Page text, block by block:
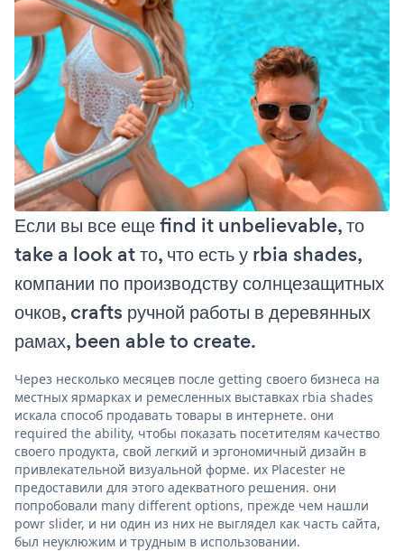
Если вы все еще find it unbelievable, то
take a look at то, что есть у rbia shades,
компании по производству солнцезащитных
очков, crafts ручной работы в деревянных
рамах, been able to create.
Через несколько месяцев после getting своего бизнеса на
местных ярмарках и ремесленных выставках rbia shades
искала способ продавать товары в интернете. они
required the ability, чтобы показать посетителям качество
своего продукта, свой легкий и эргономичный дизайн в
привлекательной визуальной форме. их Placester не
предоставили для этого адекватного решения. они
попробовали many different options, прежде чем нашли
powr slider, и ни один из них не выглядел как часть сайта,
был неуклюжим и трудным в использовании.